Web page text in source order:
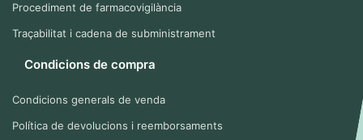
Procediment de farmacovigilància
Traçabilitat i cadena de subministrament
Condicions de compra
Condicions generals de venda
Política de devolucions i reemborsaments